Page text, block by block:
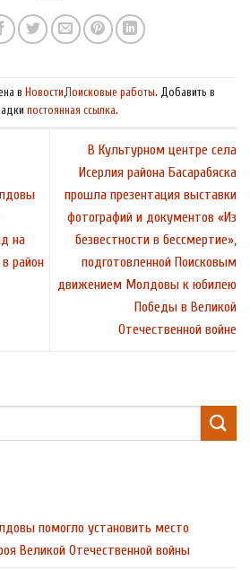
в Новости,Поисковые работы. Добавить в
постоянная ссылка.
на
район
В Культурном центре села
Исерлия района Басарабяска
прошла презентация выставки
фотографий и документов «Из
безвестности в бессмертие»,
подготовленной Поисковым
движением Молдовы к юбилею
Победы в Великой
Отечественной войне
помогло установить место
Великой Отечественной войны